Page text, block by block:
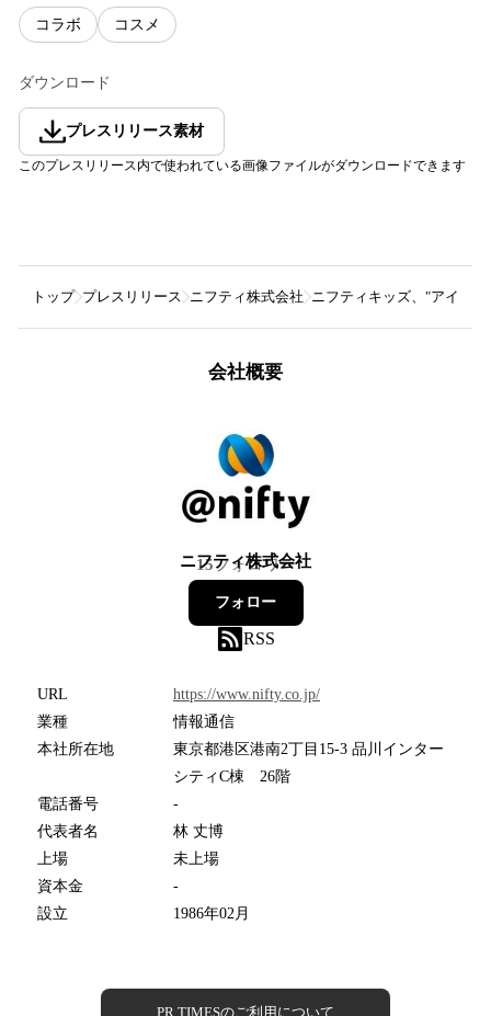
コラボ コスメ
ダウンロード
プレスリリース素材
このプレスリリース内で使われている画像ファイルがダウンロードできます
トップ プレスリリース ニフティ株式会社 ニフティキッズ、"アイド
会社概要
ニフティ株式会社
15フォロワー
フォロー
RSS
URL
https://www.nifty.co.jp/
業種
情報通信
本社所在地
東京都港区港南2丁目15-3 品川インター
シティC棟 26階
電話番号
-
代表者名
林 丈博
上場
未上場
資本金
-
設立
1986年02月
PR TIMESのご利用について